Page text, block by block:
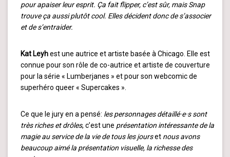
pour apaiser leur esprit. Ça fait flipper, c’est sûr, mais Snap
trouve ça aussi plutôt cool. Elles décident donc de s’associer
et de s’entraider.
Kat Leyhest une autrice et artiste basée à Chicago. Elle est
connue pour son rôle de co-autrice et artiste de couverture
pour la série « Lumberjanes » et pour son webcomic de
superhéro queer « Supercakes ».
Ce que le jury en a pensé: les personnages détaillé·e·s sont
très riches et drôles, c’est une présentation intéressante de la
magie au service de la vie de tous les jourset nous avons
beaucoup aimé la présentation visuelle, la richesse des